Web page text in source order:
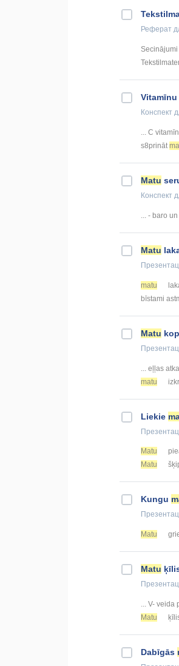
Реферат
Конспект
... C
s8prināt
Matu
Конспект
... - baro
Matu
matu
bīstami
Matu
... eļļas
matu
Liekie
Matu
Matu
Kungu
Matu
Matu
... V- veida
Matu
Dabīgās